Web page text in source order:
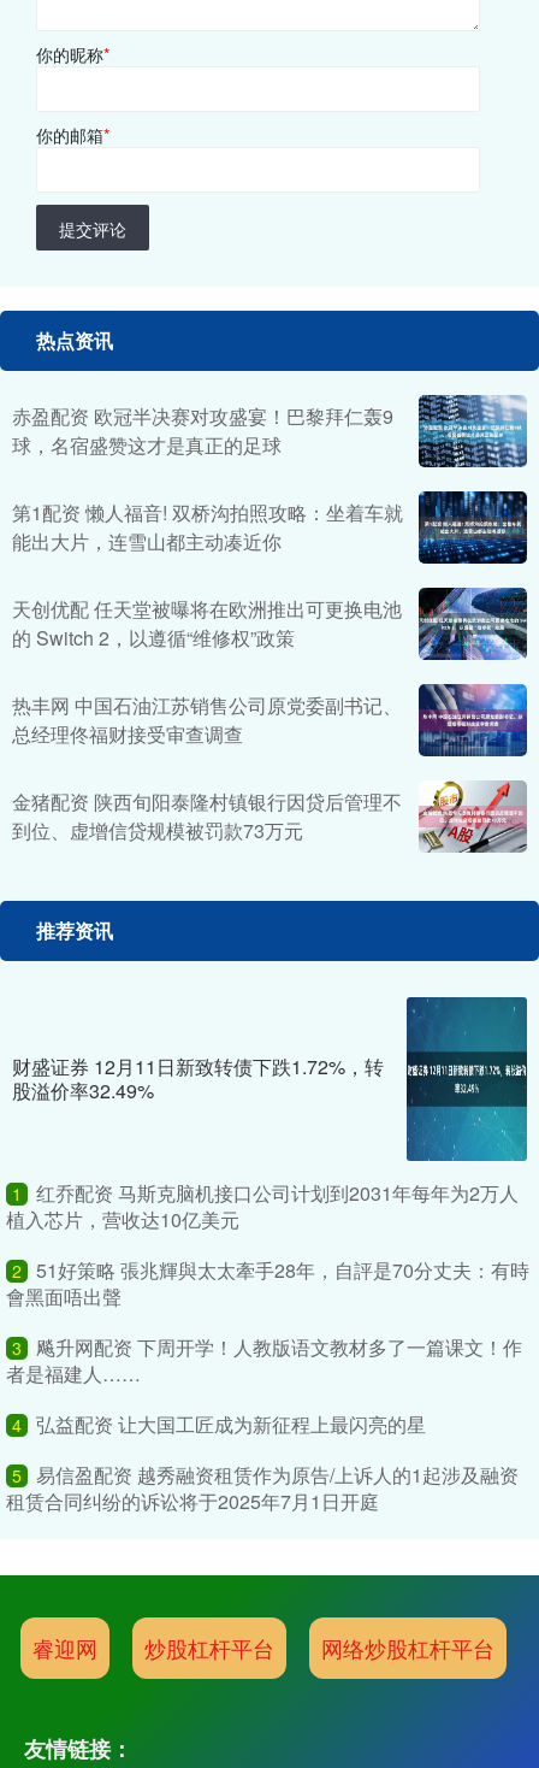
你的昵称*
你的邮箱*
提交评论
热点资讯
赤盈配资 欧冠半决赛对攻盛宴！巴黎拜仁轰9
球，名宿盛赞这才是真正的足球
第1配资 懒人福音! 双桥沟拍照攻略：坐着车就
能出大片，连雪山都主动凑近你
天创优配 任天堂被曝将在欧洲推出可更换电池
的 Switch 2，以遵循“维修权”政策
热丰网 中国石油江苏销售公司原党委副书记、
总经理佟福财接受审查调查
金猪配资 陕西旬阳泰隆村镇银行因贷后管理不
到位、虚增信贷规模被罚款73万元
推荐资讯
财盛证券 12月11日新致转债下跌1.72%，转
股溢价率32.49%
1
红乔配资 马斯克脑机接口公司计划到2031年每年为2万人
植入芯片，营收达10亿美元
2
51好策略 張兆輝與太太牽手28年，自評是70分丈夫：有時
會黑面唔出聲
3
飚升网配资 下周开学！人教版语文教材多了一篇课文！作
者是福建人……
4 弘益配资 让大国工匠成为新征程上最闪亮的星
5 易信盈配资 越秀融资租赁作为原告/上诉人的1起涉及融资
租赁合同纠纷的诉讼将于2025年7月1日开庭
睿迎网 炒股杠杆平台 网络炒股杠杆平台
友情链接：